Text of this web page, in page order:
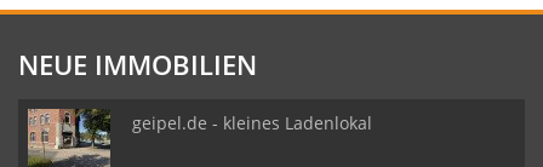
NEUE IMMOBILIEN
geipel.de - kleines Ladenlokal